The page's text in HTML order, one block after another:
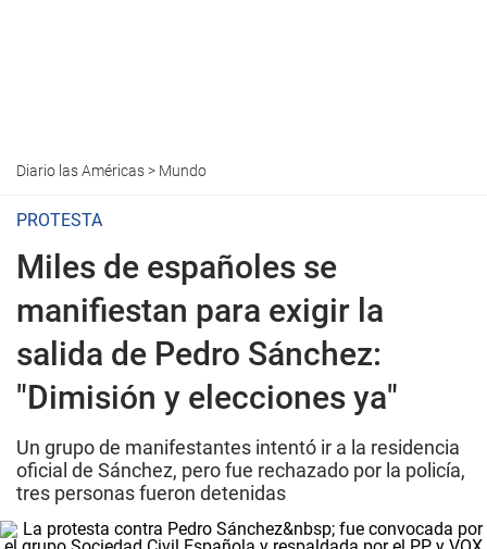
Diario las Américas> Mundo
PROTESTA
Miles de españoles se
manifiestan para exigir la
salida de Pedro Sánchez:
"Dimisión y elecciones ya"
Un grupo de manifestantes intentó ir a la residencia
oficial de Sánchez, pero fue rechazado por la policía,
tres personas fueron detenidas